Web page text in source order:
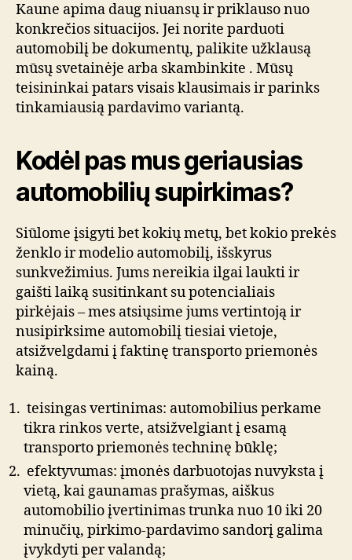
Kaune apima daug niuansų ir priklauso nuo
konkrečios situacijos. Jei norite parduoti
automobilį be dokumentų, palikite užklausą
mūsų svetainėje arba skambinkite . Mūsų
teisininkai patars visais klausimais ir parinks
tinkamiausią pardavimo variantą.
Kodėl pas mus geriausias
automobilių supirkimas?
Siūlome įsigyti bet kokių metų, bet kokio prekės
ženklo ir modelio automobilį, išskyrus
sunkvežimius. Jums nereikia ilgai laukti ir
gaišti laiką susitinkant su potencialiais
pirkėjais – mes atsiųsime jums vertintoją ir
nusipirksime automobilį tiesiai vietoje,
atsižvelgdami į faktinę transporto priemonės
kainą.
teisingas vertinimas: automobilius perkame
tikra rinkos verte, atsižvelgiant į esamą
transporto priemonės techninę būklę;
efektyvumas: įmonės darbuotojas nuvyksta į
vietą, kai gaunamas prašymas, aiškus
automobilio įvertinimas trunka nuo 10 iki 20
minučių, pirkimo-pardavimo sandorį galima
įvykdyti per valandą;